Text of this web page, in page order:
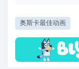
奥斯卡最佳动画